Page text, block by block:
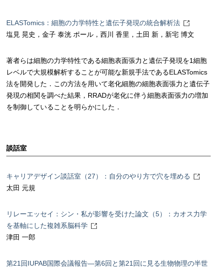
ELASTomics：細胞の力学特性と遺伝子発現の統合解析法
塩見 晃史，金子 泰洸 ポール，西川 香里，土田 新，新宅 博文
著者らは細胞の力学特性である細胞表面張力と遺伝子発現を1細胞
レベルで大規模解析することが可能な新規手法であるELASTomics
法を開発した．この方法を用いて老化細胞の細胞表面張力と遺伝子
発現の相関を調べた結果，RRADが老化に伴う細胞表面張力の増加
を制御していることを明らかにした．
談話室
キャリアデザイン談話室（27）：自分のやり方で穴を埋める
太田 元規
リレーエッセイ：シン・私が影響を受けた論文（5）：カオス力学
を基軸にした複雑系脳科学
津田 一郎
第21回IUPAB国際会議報告―第6回と第21回に見る生物物理の半世